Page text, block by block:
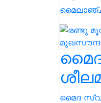
മൈദ